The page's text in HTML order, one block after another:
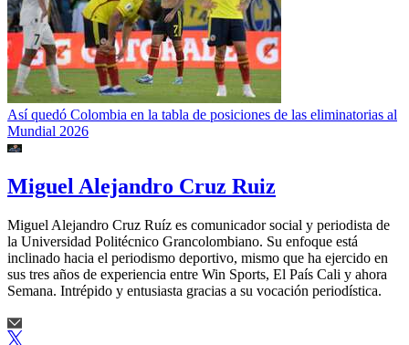
Así quedó Colombia en la tabla de posiciones de las eliminatorias al
Mundial 2026
Miguel Alejandro Cruz Ruiz
Miguel Alejandro Cruz Ruíz es comunicador social y periodista de
la Universidad Politécnico Grancolombiano. Su enfoque está
inclinado hacia el periodismo deportivo, mismo que ha ejercido en
sus tres años de experiencia entre Win Sports, El País Cali y ahora
Semana. Intrépido y entusiasta gracias a su vocación periodística.